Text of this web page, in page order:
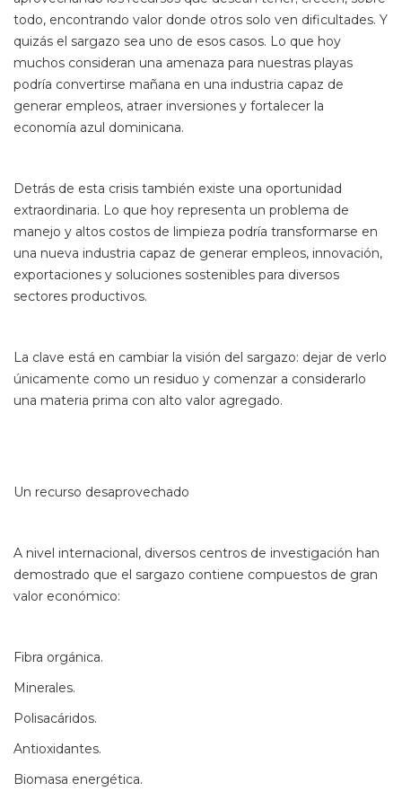
todo, encontrando valor donde otros solo ven dificultades. Y
quizás el sargazo sea uno de esos casos. Lo que hoy
muchos consideran una amenaza para nuestras playas
podría convertirse mañana en una industria capaz de
generar empleos, atraer inversiones y fortalecer la
economía azul dominicana.
Detrás de esta crisis también existe una oportunidad
extraordinaria. Lo que hoy representa un problema de
manejo y altos costos de limpieza podría transformarse en
una nueva industria capaz de generar empleos, innovación,
exportaciones y soluciones sostenibles para diversos
sectores productivos.
La clave está en cambiar la visión del sargazo: dejar de verlo
únicamente como un residuo y comenzar a considerarlo
una materia prima con alto valor agregado.
Un recurso desaprovechado
A nivel internacional, diversos centros de investigación han
demostrado que el sargazo contiene compuestos de gran
valor económico:
Fibra orgánica.
Minerales.
Polisacáridos.
Antioxidantes.
Biomasa energética.